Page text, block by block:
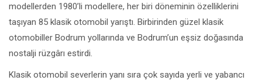
modellerden 1980’li modellere, her biri döneminin özelliklerini
taşıyan 85 klasik otomobil yarıştı. Birbirinden güzel klasik
otomobiller Bodrum yollarında ve Bodrum’un eşsiz doğasında
nostalji rüzgârı estirdi.
Klasik otomobil severlerin yanı sıra çok sayıda yerli ve yabancı